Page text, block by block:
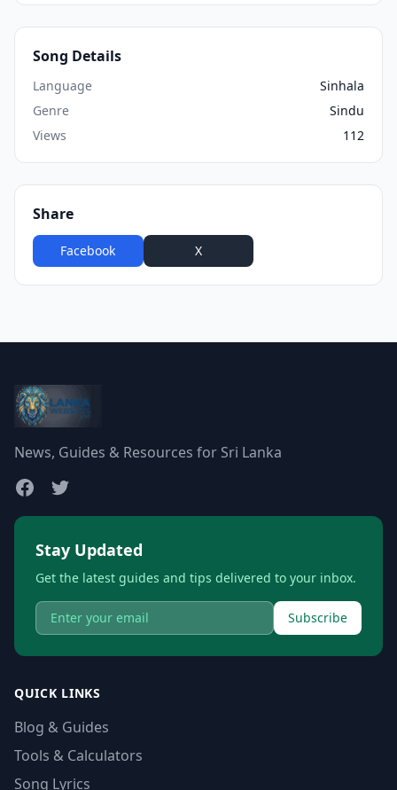
Song Details
Language
Sinhala
Genre
Sindu
Views
112
Share
Facebook X
News, Guides & Resources for Sri Lanka
Stay Updated
Get the latest guides and tips delivered to your inbox.
Subscribe
QUICK LINKS
Blog & Guides
Tools & Calculators
Song Lyrics